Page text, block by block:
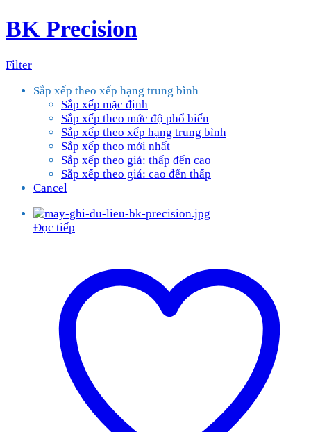
BK Precision
Filter
Sắp xếp theo xếp hạng trung bình
Sắp xếp mặc định
Sắp xếp theo mức độ phổ biến
Sắp xếp theo xếp hạng trung bình
Sắp xếp theo mới nhất
Sắp xếp theo giá: thấp đến cao
Sắp xếp theo giá: cao đến thấp
Cancel
Đọc tiếp